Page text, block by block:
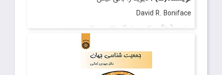
David R. Boniface
مترجم(ها) :دکتر هوشنگ طالبی ، دکتر محمدحسین
Hooshang Talebi , PhD - Mohammad Hossein